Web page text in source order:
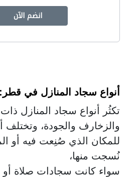
انضم الآن
أنواع سجاد المنازل في قطر :
تكثُر أنواع سجاد المنازل
والزخارف والجودة، وتختلف
للمكان الذي صُنِعت فيه أو
نُسجت منها،
سواء كانت سجادات صلاة